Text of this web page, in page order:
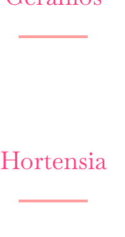
Hortensia